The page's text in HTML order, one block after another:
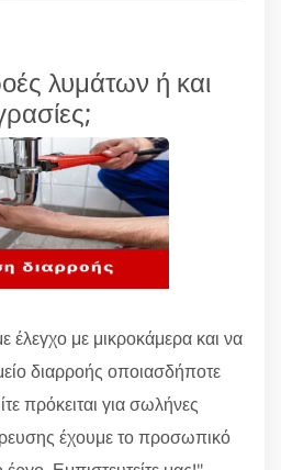
λυμάτων ή και
με μικροκάμερα και να
διαρροής οποιασδήποτε
πρόκειται για σωλήνες
έχουμε το προσωπικό